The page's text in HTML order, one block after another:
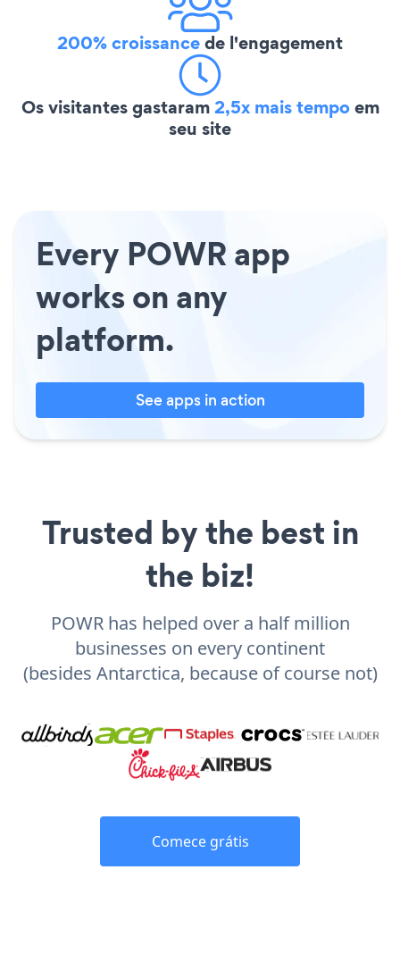
200% croissancede l'engagement
Os visitantes gastaram2,5x mais tempoem
seu site
Every POWR app
works on any
platform.
See apps in action
Trusted by the best in
the biz!
POWR has helped over a half million
businesses on every continent
(besides Antarctica, because of course not)
Comece grátis